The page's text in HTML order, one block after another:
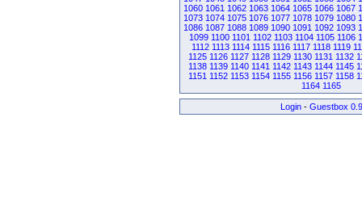
1060 1061 1062 1063 1064 1065 1066 1067
1073 1074 1075 1076 1077 1078 1079 1080
1086 1087 1088 1089 1090 1091 1092 1093
1099 1100 1101 1102 1103 1104 1105 1106
1112 1113 1114 1115 1116 1117 1118 1119
1125 1126 1127 1128 1129 1130 1131 1132
1138 1139 1140 1141 1142 1143 1144 1145
1151 1152 1153 1154 1155 1156 1157 1158
1164 1165
Login- Guestbox